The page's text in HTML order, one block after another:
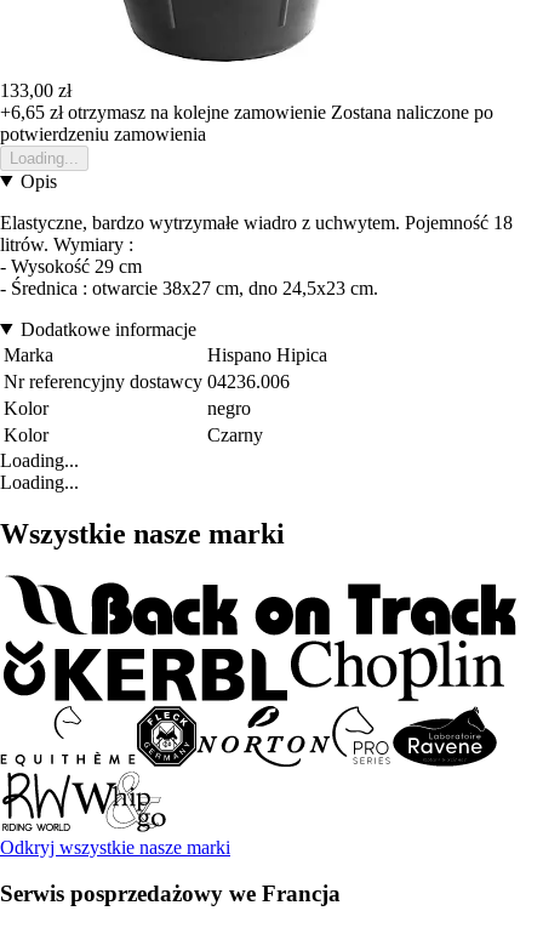
133,00 zł
+6,65 złotrzymasz na kolejne zamowienie Zostana naliczone po
potwierdzeniu zamowienia
Loading...
Opis
Elastyczne, bardzo wytrzymałe wiadro z uchwytem. Pojemność 18
litrów. Wymiary :
- Wysokość 29 cm
- Średnica : otwarcie 38x27 cm, dno 24,5x23 cm.
Dodatkowe informacje
Marka
Hispano Hipica
Nr referencyjny dostawcy 04236.006
Kolor
negro
Kolor
Czarny
Loading...
Loading...
Wszystkie nasze marki
Odkryj wszystkie nasze marki
Serwis posprzedażowy we Francja